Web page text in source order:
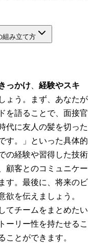
組み立て方
っかけ
経験やスキ
ょう。まず、あなたが
を語ることで、面接官
代に友人の髪を切った
す。」といった具体的
の経験や習得した技術
顧客とのコミュニケー
す。最後に、将来のビ
欲を伝えましょう。
てチームをまとめたい
ーリー性を持たせるこ
ことができます。